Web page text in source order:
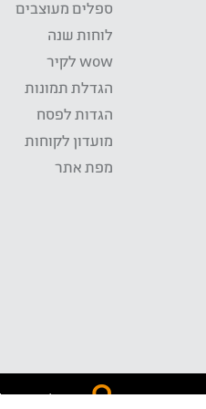
ספלים מעוצבים
לוחות שנה
wow לקיר
הגדלת תמונות
הגדות לפסח
מועדון לקוחות
מפת אתר
התשלום באתר WOW מאובטח בטכנולוגית SSL